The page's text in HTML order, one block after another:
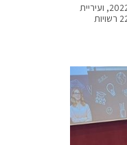
אתר מידרג פרסם השבוע את "מידרג העיריות" לשנת 2022, ועיריית